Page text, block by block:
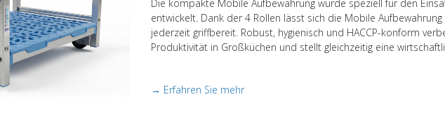
Die kompakte Mobile Aufbewahrung wurde speziell für den
entwickelt. Dank der 4 Rollen lässt sich die Mobile
jederzeit griffbereit. Robust, hygienisch und HACCP-konform
Produktivität in Großküchen und stellt gleichzeitig eine
→ Erfahren Sie mehr